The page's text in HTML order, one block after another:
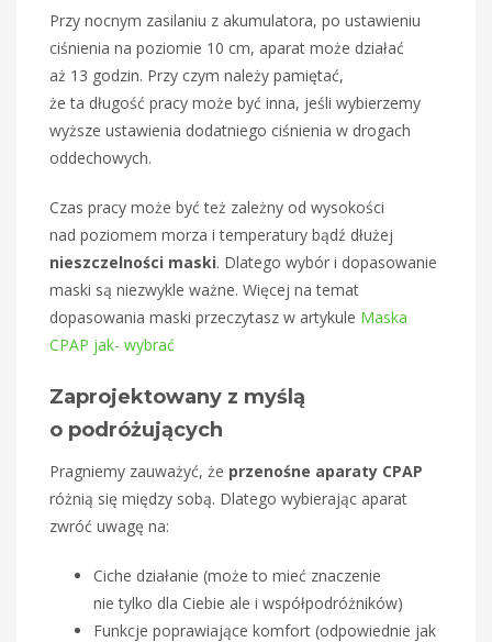
Przy nocnym zasilaniu z akumulatora, po ustawieniu
ciśnienia na poziomie 10 cm, aparat może działać
aż 13 godzin. Przy czym należy pamiętać,
że ta długość pracy może być inna, jeśli wybierzemy
wyższe ustawienia dodatniego ciśnienia w drogach
oddechowych.
Czas pracy może być też zależny od wysokości
nad poziomem morza i temperatury bądź dłużej
nieszczelności maski. Dlatego wybór i dopasowanie
maski są niezwykle ważne. Więcej na temat
dopasowania maski przeczytasz w artykule Maska
CPAP jak- wybrać
Zaprojektowany z myślą
o podróżujących
Pragniemy zauważyć, że przenośne aparaty CPAP
różnią się między sobą. Dlatego wybierając aparat
zwróć uwagę na:
Ciche działanie (może to mieć znaczenie
nie tylko dla Ciebie ale i współpodróżników)
Funkcje poprawiające komfort (odpowiednie jak